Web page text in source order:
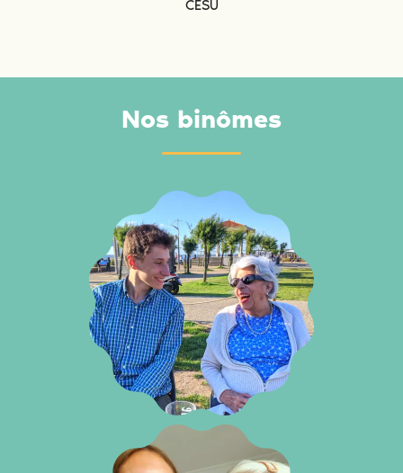
CESU
Nos binômes